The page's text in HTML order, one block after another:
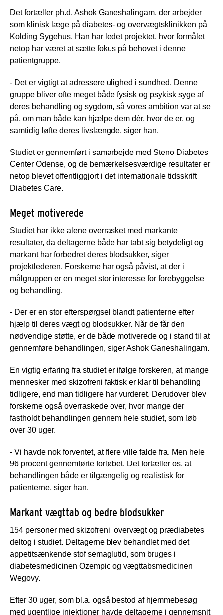
Det fortæller ph.d. Ashok Ganeshalingam, der arbejder
som klinisk læge på diabetes- og overvægtsklinikken på
Kolding Sygehus. Han har ledet projektet, hvor formålet
netop har været at sætte fokus på behovet i denne
patientgruppe.
- Det er vigtigt at adressere ulighed i sundhed. Denne
gruppe bliver ofte meget både fysisk og psykisk syge af
deres behandling og sygdom, så vores ambition var at se
på, om man både kan hjælpe dem dér, hvor de er, og
samtidig løfte deres livslængde, siger han.
Studiet er gennemført i samarbejde med Steno Diabetes
Center Odense, og de bemærkelsesværdige resultater er
netop blevet offentliggjort i det internationale tidsskrift
Diabetes Care.
Meget motiverede
Studiet har ikke alene overrasket med markante
resultater, da deltagerne både har tabt sig betydeligt og
markant har forbedret deres blodsukker, siger
projektlederen. Forskerne har også påvist, at der i
målgruppen er en meget stor interesse for forebyggelse
og behandling.
- Der er en stor efterspørgsel blandt patienterne efter
hjælp til deres vægt og blodsukker. Når de får den
nødvendige støtte, er de både motiverede og i stand til at
gennemføre behandlingen, siger Ashok Ganeshalingam.
En vigtig erfaring fra studiet er ifølge forskeren, at mange
mennesker med skizofreni faktisk er klar til behandling
tidligere, end man tidligere har vurderet. Derudover blev
forskerne også overraskede over, hvor mange der
fastholdt behandlingen gennem hele studiet, som løb
over 30 uger.
- Vi havde nok forventet, at flere ville falde fra. Men hele
96 procent gennemførte forløbet. Det fortæller os, at
behandlingen både er tilgængelig og realistisk for
patienterne, siger han.
Markant vægttab og bedre blodsukker
154 personer med skizofreni, overvægt og prædiabetes
deltog i studiet. Deltagerne blev behandlet med det
appetitsænkende stof semaglutid, som bruges i
diabetesmedicinen Ozempic og vægttabsmedicinen
Wegovy.
Efter 30 uger, som bl.a. også bestod af hjemmebesøg
med ugentlige injektioner havde deltagerne i gennemsnit